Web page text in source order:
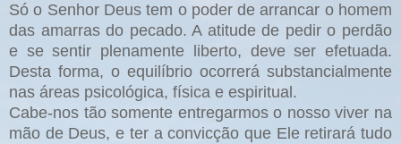
Só o Senhor Deus tem o poder de arrancar o homem
das amarras do pecado. A atitude de pedir o perdão
e se sentir plenamente liberto, deve ser efetuada.
Desta forma, o equilíbrio ocorrerá substancialmente
nas áreas psicológica, física e espiritual.
Cabe-nos tão somente entregarmos o nosso viver na
mão de Deus, e ter a convicção que Ele retirará tudo